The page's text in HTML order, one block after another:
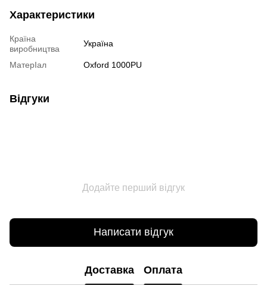
Характеристики
Країна
виробництва
Україна
МатерІал Oxford 1000PU
Відгуки
Додайте перший відгук
Написати відгук
Доставка Оплата